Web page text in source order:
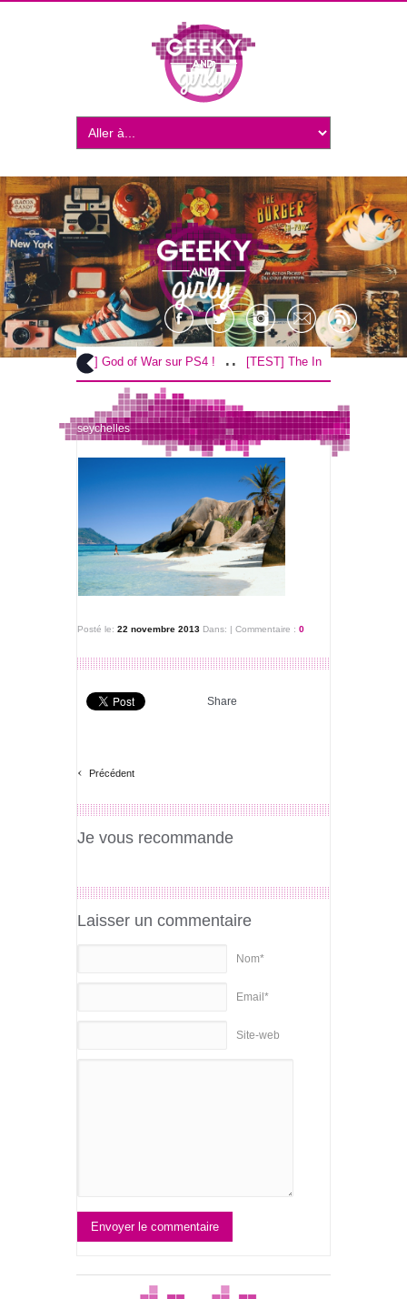
.. [TEST] God of War sur PS4 ! .. [TEST] The Inpatient sur PS4 /
seychelles
Posté le: 22 novembre 2013 Dans: | Commentaire : 0
Share
‹ Précédent
Je vous recommande
Laisser un commentaire
Nom*
Email*
Site-web
Envoyer le commentaire